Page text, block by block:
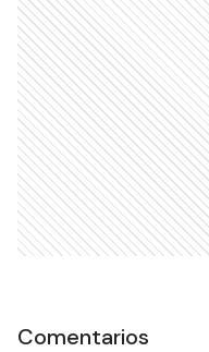
Comentarios